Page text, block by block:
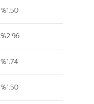
%1.50
%2.96
%1.74
%1.50